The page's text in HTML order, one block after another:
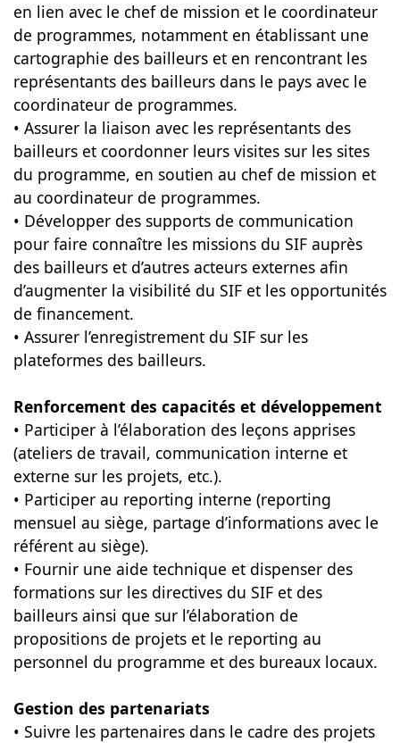
en lien avec le chef de mission et le coordinateur
de programmes, notamment en établissant une
cartographie des bailleurs et en rencontrant les
représentants des bailleurs dans le pays avec le
coordinateur de programmes.
• Assurer la liaison avec les représentants des
bailleurs et coordonner leurs visites sur les sites
du programme, en soutien au chef de mission et
au coordinateur de programmes.
• Développer des supports de communication
pour faire connaître les missions du SIF auprès
des bailleurs et d’autres acteurs externes afin
d’augmenter la visibilité du SIF et les opportunités
de financement.
• Assurer l’enregistrement du SIF sur les
plateformes des bailleurs.
Renforcement des capacités et développement
• Participer à l’élaboration des leçons apprises
(ateliers de travail, communication interne et
externe sur les projets, etc.).
• Participer au reporting interne (reporting
mensuel au siège, partage d’informations avec le
référent au siège).
• Fournir une aide technique et dispenser des
formations sur les directives du SIF et des
bailleurs ainsi que sur l’élaboration de
propositions de projets et le reporting au
personnel du programme et des bureaux locaux.
Gestion des partenariats
• Suivre les partenaires dans le cadre des projets